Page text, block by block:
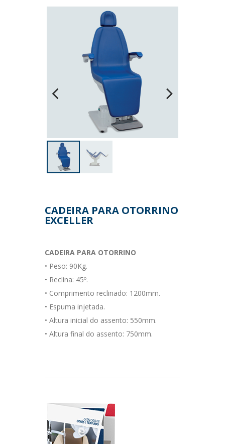
CADEIRA PARA OTORRINO
EXCELLER
CADEIRA PARA OTORRINO
• Peso: 90Kg.
• Reclina: 45º.
• Comprimento reclinado: 1200mm.
• Espuma injetada.
• Altura inicial do assento: 550mm.
• Altura final do assento: 750mm.